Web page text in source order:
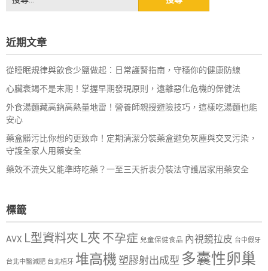
尋
字:
近期文章
從睡眠規律與飲食少鹽做起：日常護腎指南，守穩你的健康防線
心臟衰竭不是末期！掌握早期發現原則，遠離惡化危機的保健法
外食湯麵藏高鈉高熱量地雷！營養師親授避險技巧，這樣吃湯麵也能
安心
藥盒髒污比你想的更致命！定期清潔分裝藥盒避免灰塵與交叉污染，
守護全家人用藥安全
藥效不流失又能準時吃藥？一至三天折衷分裝法守護居家用藥安全
標籤
AVX L型資料夾 L夾 不孕症 兒童保健食品 內視鏡拉皮 台中假牙
台北中醫減肥 台北植牙 堆高機塑膠射出成型 多囊性卵巢